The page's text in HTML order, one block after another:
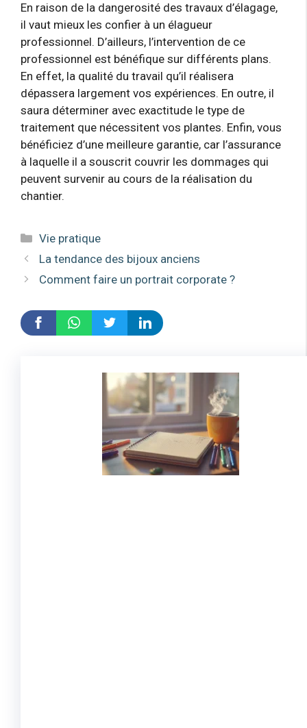
En raison de la dangerosité des travaux d’élagage,
il vaut mieux les confier à un élagueur
professionnel. D’ailleurs, l’intervention de ce
professionnel est bénéfique sur différents plans.
En effet, la qualité du travail qu’il réalisera
dépassera largement vos expériences. En outre, il
saura déterminer avec exactitude le type de
traitement que nécessitent vos plantes. Enfin, vous
bénéficiez d’une meilleure garantie, car l’assurance
à laquelle il a souscrit couvrir les dommages qui
peuvent survenir au cours de la réalisation du
chantier.
Catégories
Vie pratique
La tendance des bijoux anciens
Comment faire un portrait corporate ?